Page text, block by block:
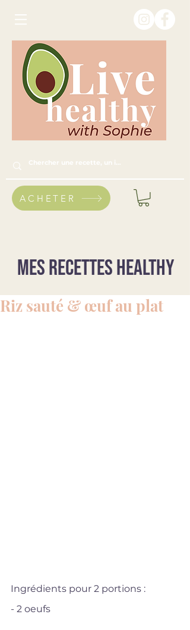
ACHETER
Mes recettes healthy
Riz sauté & œuf au plat
Ingrédients pour 2 portions :
- 2 oeufs